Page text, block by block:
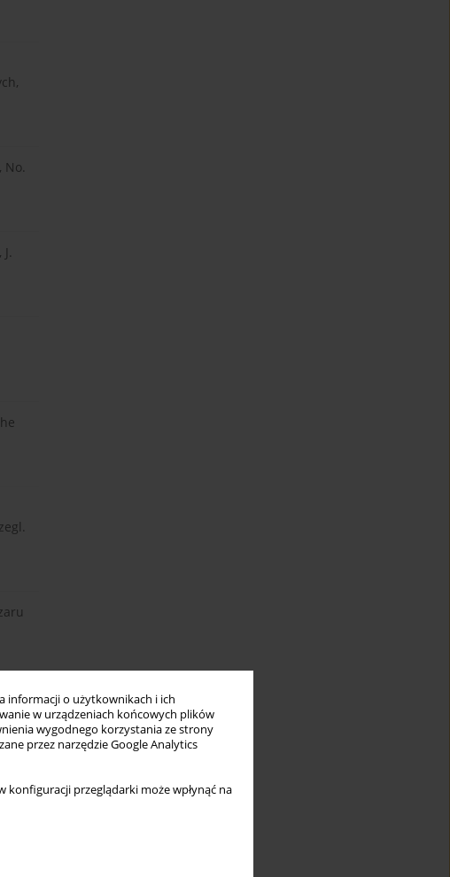
informacji o użytkownikach i ich
w urządzeniach końcowych plików
wygodnego korzystania ze strony
przez narzędzie Google Analytics
konfiguracji przeglądarki może wpłynąć na
No.